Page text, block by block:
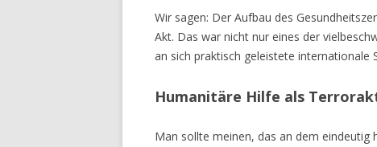
Wir sagen: Der Aufbau des
Akt. Das war nicht nur eines der
an sich praktisch geleistete internationale
Humanitäre Hilfe als
Man sollte meinen, das an dem eindeutig